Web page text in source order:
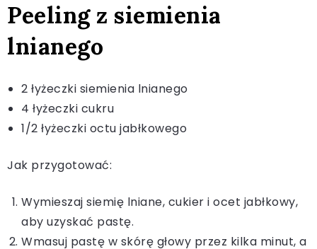
Peeling z siemienia
lnianego
2 łyżeczki siemienia lnianego
4 łyżeczki cukru
1/2 łyżeczki octu jabłkowego
Jak przygotować:
Wymieszaj siemię lniane, cukier i ocet jabłkowy,
aby uzyskać pastę.
Wmasuj pastę w skórę głowy przez kilka minut, a